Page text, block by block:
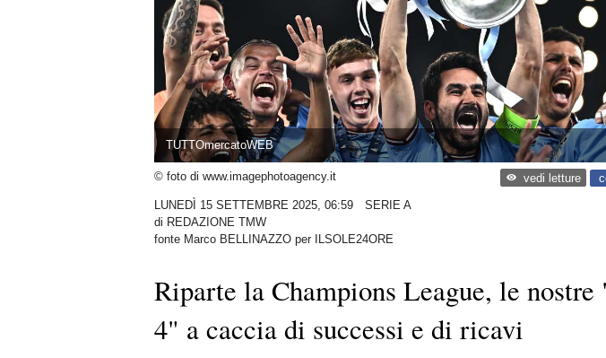
TUTTOmercatoWEB
© foto di www.imagephotoagency.it vedi letture
LUNEDÌ 15 SETTEMBRE 2025, 06:59
SERIE A
di REDAZIONE TMW
fonte Marco BELLINAZZO per ILSOLE24ORE
Riparte la Champions League, le nostre
4" a caccia di successi e di ricavi